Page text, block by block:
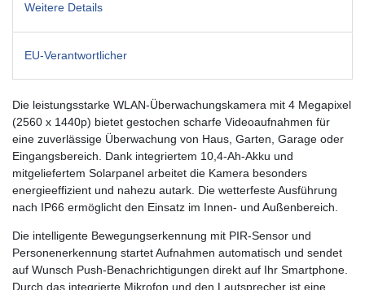
Weitere Details
EU-Verantwortlicher
Die leistungsstarke WLAN-Überwachungskamera mit 4 Megapixel
(2560 x 1440p) bietet gestochen scharfe Videoaufnahmen für
eine zuverlässige Überwachung von Haus, Garten, Garage oder
Eingangsbereich. Dank integriertem 10,4-Ah-Akku und
mitgeliefertem Solarpanel arbeitet die Kamera besonders
energieeffizient und nahezu autark. Die wetterfeste Ausführung
nach IP66 ermöglicht den Einsatz im Innen- und Außenbereich.
Die intelligente Bewegungserkennung mit PIR-Sensor und
Personenerkennung startet Aufnahmen automatisch und sendet
auf Wunsch Push-Benachrichtigungen direkt auf Ihr Smartphone.
Durch das integrierte Mikrofon und den Lautsprecher ist eine